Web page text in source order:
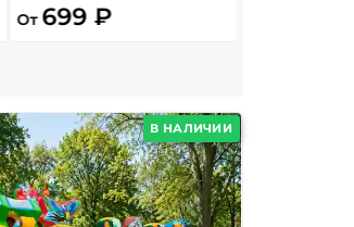
От 699 ₽
В НАЛИЧИИ